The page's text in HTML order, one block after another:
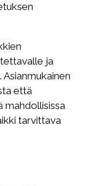
ja
että
mahdollisissa
tarvittava